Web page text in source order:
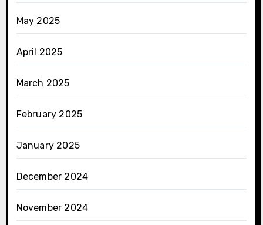
May 2025
April 2025
March 2025
February 2025
January 2025
December 2024
November 2024